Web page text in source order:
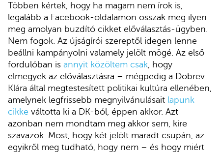
Többen kértek, hogy ha magam nem írok is,
legalább a Facebook-oldalamon osszak meg ilyen
meg amolyan buzdító cikket előválasztás-ügyben.
Nem fogok. Az újságírói szereptől idegen lenne
beállni kampányolni valamely jelölt mögé. Az első
fordulóban is annyit közöltem csak, hogy
elmegyek az előválasztásra – mégpedig a Dobrev
Klára által megtestesített politikai kultúra ellenében,
amelynek legfrissebb megnyilvánulásait lapunk
cikke váltotta ki a DK-ból, éppen akkor. Azt
azonban nem mondtam meg akkor sem, kire
szavazok. Most, hogy két jelölt maradt csupán, az
egyikről meg tudható, hogy nem – és hogy miért